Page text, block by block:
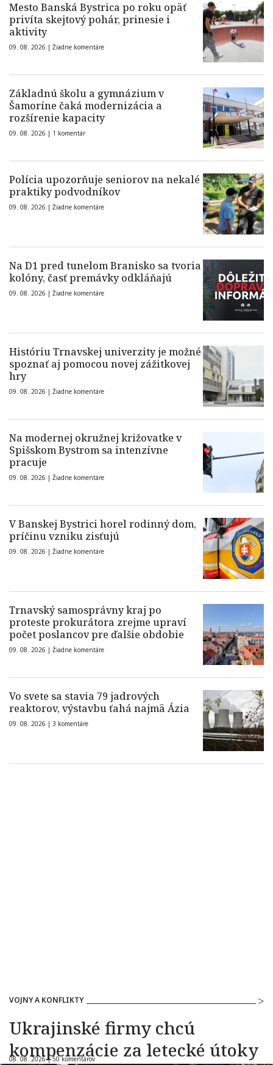
Mesto Banská Bystrica po roku opäť
privíta skejtový pohár, prinesie i
aktivity
09. 08. 2026 | Žiadne komentáre
Základnú školu a gymnázium v
Šamoríne čaká modernizácia a
rozšírenie kapacity
09. 08. 2026 | 1 komentár
Polícia upozorňuje seniorov na nekalé
praktiky podvodníkov
09. 08. 2026 | Žiadne komentáre
Na D1 pred tunelom Branisko sa tvoria
kolóny, časť premávky odkláňajú
09. 08. 2026 | Žiadne komentáre
Históriu Trnavskej univerzity je možné
spoznať aj pomocou novej zážitkovej
hry
09. 08. 2026 | Žiadne komentáre
Na modernej okružnej križovatke v
Spišskom Bystrom sa intenzívne
pracuje
09. 08. 2026 | Žiadne komentáre
V Banskej Bystrici horel rodinný dom,
príčinu vzniku zisťujú
09. 08. 2026 | Žiadne komentáre
Trnavský samosprávny kraj po
proteste prokurátora zrejme upraví
počet poslancov pre ďalšie obdobie
09. 08. 2026 | Žiadne komentáre
Vo svete sa stavia 79 jadrových
reaktorov, výstavbu ťahá najmä Ázia
09. 08. 2026 | 3 komentáre
VOJNY A KONFLIKTY
Ukrajinské firmy chcú
kompenzácie za letecké útoky
08. 08. 2026 |50 komentárov